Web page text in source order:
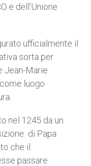
e dell’Unione
ufficialmente il
sorta per
Jean-Marie
luogo
nel 1245 da un
di Papa
che il
passare